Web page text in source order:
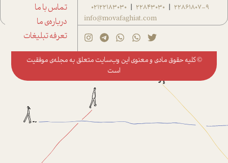
22861807-9
|
22843030
|
02122183030
info@movafaghiat.com
تماس با ما
درباره‌ی ما
تعرفه تبلیغات
© کلیه حقوق مادی و معنوی این وب‌سایت متعلق به مجله‌ی موفقیت
است